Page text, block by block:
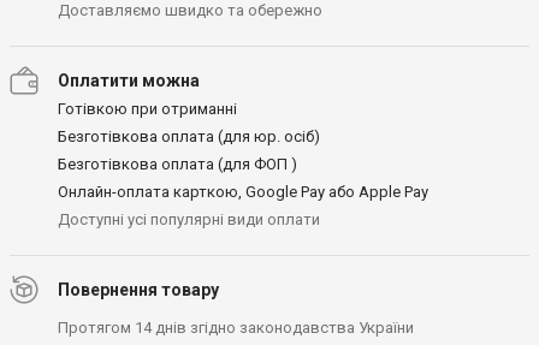
Доставляємо швидко та обережно
Оплатити можна
Готівкою при отриманні
Безготівкова оплата (для юр. осіб)
Безготівкова оплата (для ФОП )
Онлайн-оплата карткою, Google Pay або Apple Pay
Доступні усі популярні види оплати
Повернення товару
Протягом 14 днів згідно законодавства України